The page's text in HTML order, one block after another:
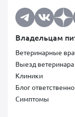
Владельцам
Ветеринарные
Выезд
Клиники
Блог
Симптомы